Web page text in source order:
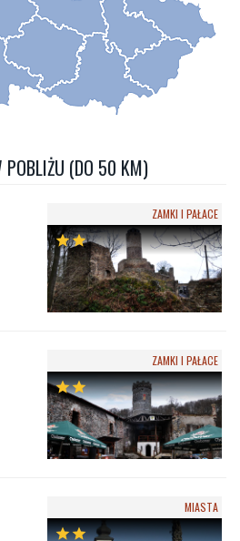
POBLIŻU (DO 50 KM)
ZAMKI I PAŁACE
starstar
ZAMKI I PAŁACE
starstar
MIASTA
starstar